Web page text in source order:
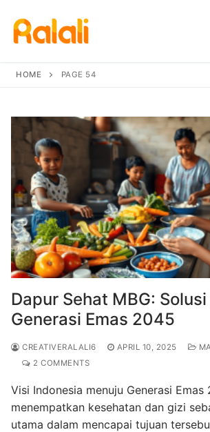
content
HOME PAGE 54
Dapur Sehat MBG:
Generasi Emas 2045
CREATIVERALALI6 APRIL 10, 2025
2 COMMENTS
Visi Indonesia menuju Generasi Emas
menempatkan kesehatan dan gizi
utama dalam mencapai tujuan